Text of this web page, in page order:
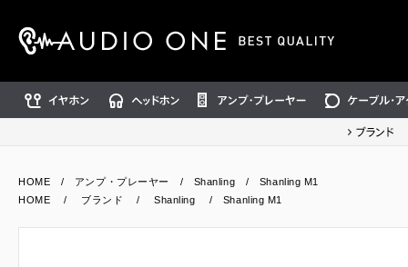
ケーブル・アクセ
HOME / アンプ・プレーヤー / Shanling / Shanling M1
HOME
/ ブランド / Shanling / Shanling M1